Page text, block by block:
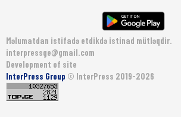
Məlumatdan istifadə etdikdə istinad mütləqdir.
interpressge@gmail.com
Development of site
InterPress Group © InterPress 2019-2026